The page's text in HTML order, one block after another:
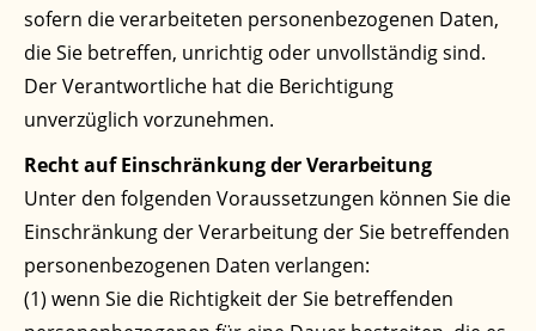
sofern die verarbeiteten personenbezogenen Daten,
die Sie betreffen, unrichtig oder unvollständig sind.
Der Verantwortliche hat die Berichtigung
unverzüglich vorzunehmen.
Recht auf Einschränkung der Verarbeitung
Unter den folgenden Voraussetzungen können Sie die
Einschränkung der Verarbeitung der Sie betreffenden
personenbezogenen Daten verlangen:
(1) wenn Sie die Richtigkeit der Sie betreffenden